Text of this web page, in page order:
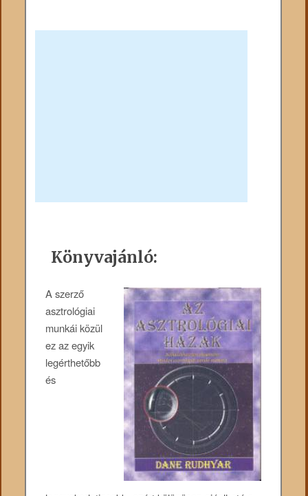
Könyvajánló:
A szerző
asztrológiai
munkái közül
ez az egyik
legérthetőbb
és